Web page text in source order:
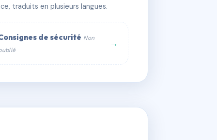
traduits en plusieurs langues.
de sécurité Non
→